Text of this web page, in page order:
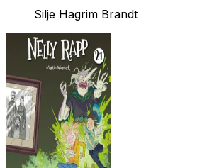
Silje Hagrim Brandt